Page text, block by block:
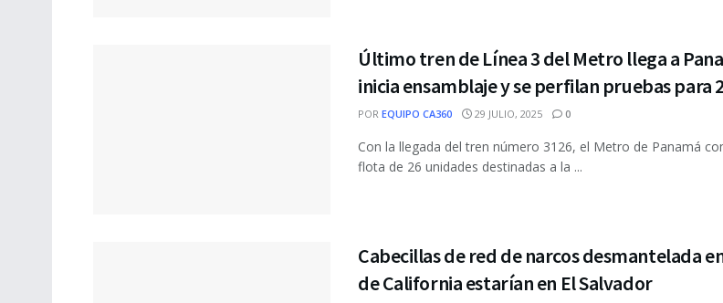
Último tren de Línea 3 del Metro llega a
inicia ensamblaje y se perfilan pruebas para
POR EQUIPO CA360 29 JULIO, 2025 0
Con la llegada del tren número 3126, el Metro de Panamá
flota de 26 unidades destinadas a la ...
Cabecillas de red de narcos desmantelada
de California estarían en El Salvador